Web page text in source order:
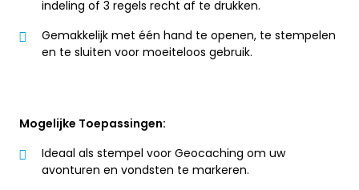
indeling of 3 regels recht af te drukken.
Gemakkelijk met één hand te openen, te stempelen
en te sluiten voor moeiteloos gebruik.
Mogelijke Toepassingen:
Ideaal als stempel voor Geocaching om uw
avonturen en vondsten te markeren.